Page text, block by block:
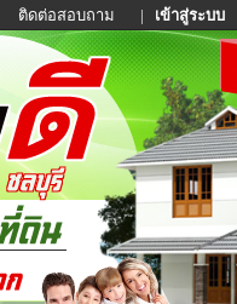
ติดต่อสอบถาม | เข้าสู่ระบบ